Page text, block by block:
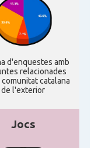
DC
als Estats
York)
als Estats
d'enquestes amb
relacionades
comunitat catalana
de l'exterior
Jocs